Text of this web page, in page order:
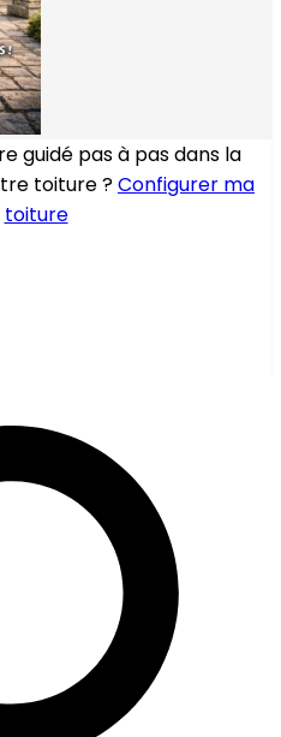
guidé pas à pas dans la
toiture ?Configurer ma
toiture